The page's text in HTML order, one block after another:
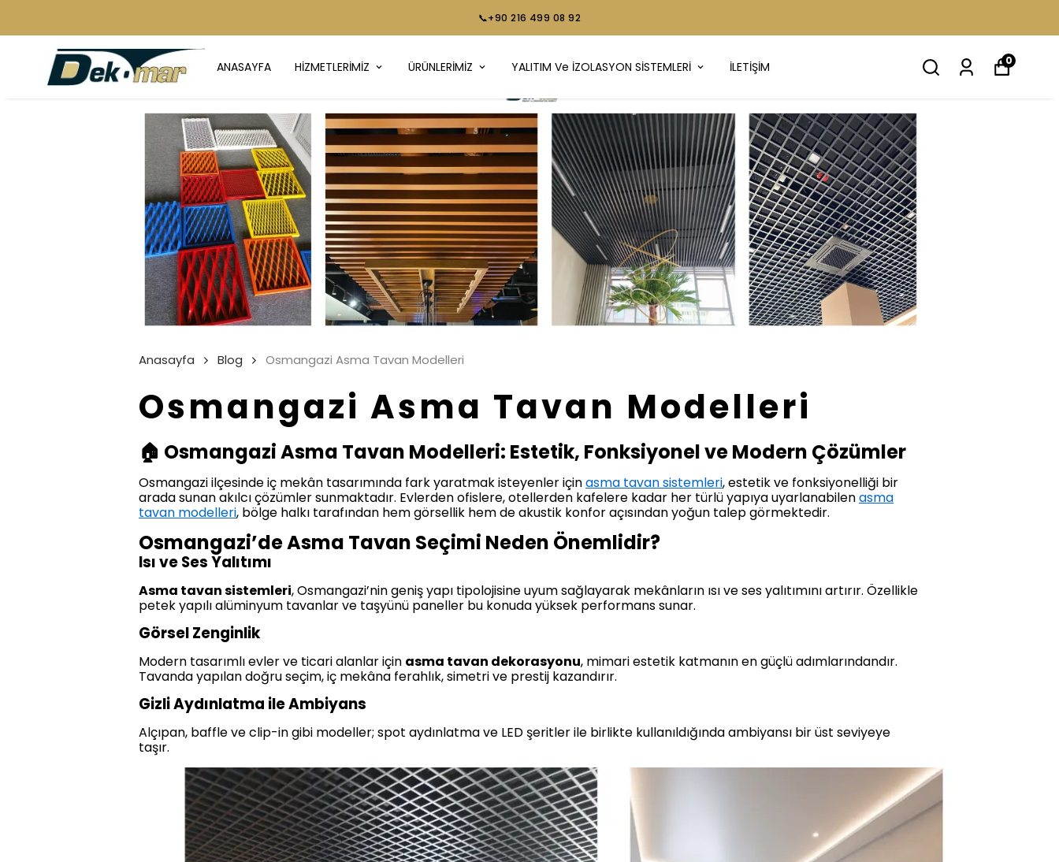
📞+90 216 499 08 92
ANASAYFA HİZMETLERİMİZ ÜRÜNLERİMİZ YALITIM Ve İZOLASYON SİSTEMLERİ İLETİŞİM 0
Anasayfa Blog Osmangazi Asma Tavan Modelleri
Osmangazi Asma Tavan Modelleri
🏠 Osmangazi Asma Tavan Modelleri: Estetik, Fonksiyonel ve Modern Çözümler
Osmangazi ilçesinde iç mekân tasarımında fark yaratmak isteyenler içinasma tavan sistemleri, estetik ve fonksiyonelliği bir
arada sunan akılcı çözümler sunmaktadır. Evlerden ofislere, otellerden kafelere kadar her türlü yapıya uyarlanabilenasma
tavan modelleri, bölge halkı tarafından hem görsellik hem de akustik konfor açısından yoğun talep görmektedir.
Osmangazi’de Asma Tavan Seçimi Neden Önemlidir?
Isı ve Ses Yalıtımı
Asma tavan sistemleri, Osmangazi’nin geniş yapı tipolojisine uyum sağlayarak mekânların ısı ve ses yalıtımını artırır. Özellikle
petek yapılı alüminyum tavanlar ve taşyünü paneller bu konuda yüksek performans sunar.
Görsel Zenginlik
Modern tasarımlı evler ve ticari alanlar için asma tavan dekorasyonu, mimari estetik katmanın en güçlü adımlarındandır.
Tavanda yapılan doğru seçim, iç mekâna ferahlık, simetri ve prestij kazandırır.
Gizli Aydınlatma ile Ambiyans
Alçıpan, baffle ve clip-in gibi modeller; spot aydınlatma ve LED şeritler ile birlikte kullanıldığında ambiyansı bir üst seviyeye
taşır.